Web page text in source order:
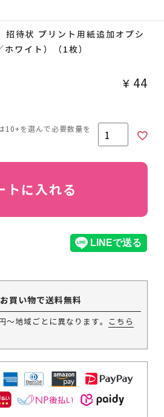
招待状 プリント用紙追加オプシ
ワイト）（1枚）
¥ 44
トに入れる
買い物で送料無料
～地域ごとに異なります。
こちら